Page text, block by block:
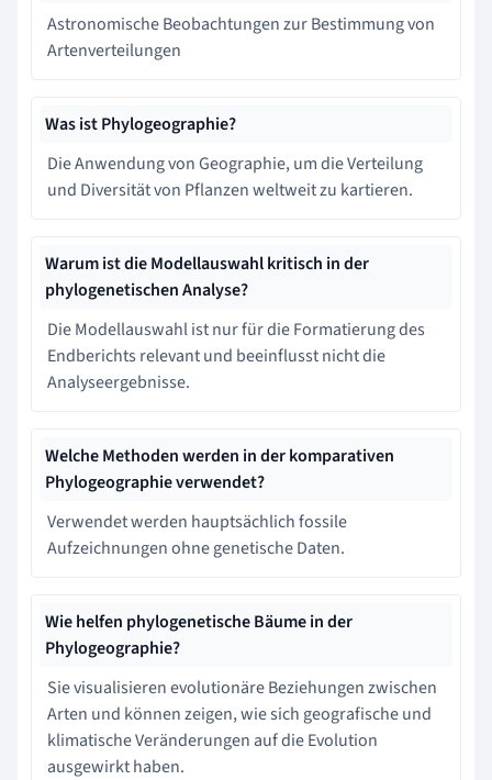
Astronomische Beobachtungen zur Bestimmung von
Artenverteilungen
Was ist Phylogeographie?
Die Anwendung von Geographie, um die Verteilung
und Diversität von Pflanzen weltweit zu kartieren.
Warum ist die Modellauswahl kritisch in der
phylogenetischen Analyse?
Die Modellauswahl ist nur für die Formatierung des
Endberichts relevant und beeinflusst nicht die
Analyseergebnisse.
Welche Methoden werden in der komparativen
Phylogeographie verwendet?
Verwendet werden hauptsächlich fossile
Aufzeichnungen ohne genetische Daten.
Wie helfen phylogenetische Bäume in der
Phylogeographie?
Sie visualisieren evolutionäre Beziehungen zwischen
Arten und können zeigen, wie sich geografische und
klimatische Veränderungen auf die Evolution
ausgewirkt haben.